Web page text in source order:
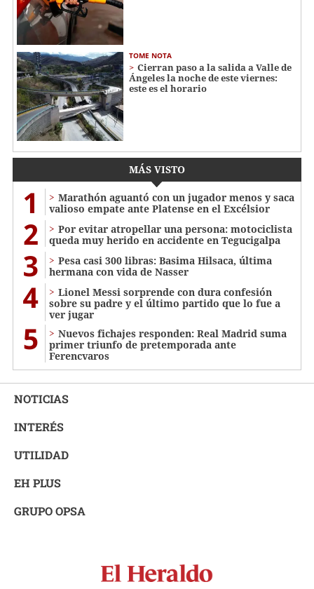
TOME NOTA
Cierran paso a la salida a Valle de
Ángeles la noche de este viernes:
este es el horario
MÁS VISTO
1
Marathón aguantó con un jugador menos y saca
valioso empate ante Platense en el Excélsior
2
Por evitar atropellar una persona: motociclista
queda muy herido en accidente en Tegucigalpa
3
Pesa casi 300 libras: Basima Hilsaca, última
hermana con vida de Nasser
4
Lionel Messi sorprende con dura confesión
sobre su padre y el último partido que lo fue a
ver jugar
5
Nuevos fichajes responden: Real Madrid suma
primer triunfo de pretemporada ante
Ferencvaros
NOTICIAS
INTERÉS
UTILIDAD
EH PLUS
GRUPO OPSA